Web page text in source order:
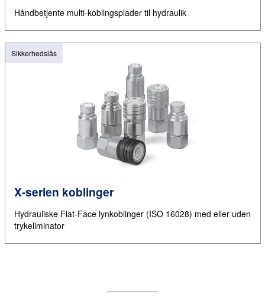
Håndbetjente multi-koblingsplader til hydraulik
Sikkerhedslås
X-serien koblinger
Hydrauliske Flat-Face lynkoblinger (ISO 16028) med eller uden
trykeliminator